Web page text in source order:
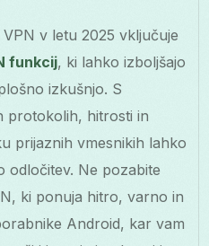
v letu 2025 vključuje
funkcij, ki lahko izboljšajo
izkušnjo. S
protokolih, hitrosti in
prijaznih vmesnikih lahko
odločitev. Ne pozabite
ki ponuja hitro, varno in
Android, kar vam